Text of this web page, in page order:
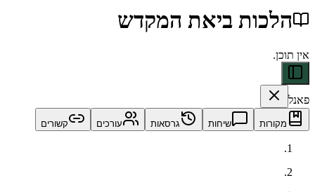
ביאת המקדש
שיחות גרסאות עורכים קשורים